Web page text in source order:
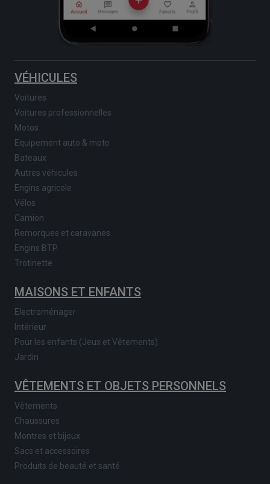
VÉHICULES
Voitures
Voitures professionnelles
Motos
Equipement auto & moto
Bateaux
Autres véhicules
Engins agricole
Vélos
Camion
Remorques et caravanes
Engins BTP
Trotinette
MAISONS ET ENFANTS
Electroménager
Intérieur
Pour les enfants (Jeux et Vêtements)
Jardin
VÊTEMENTS ET OBJETS PERSONNELS
Vêtements
Chaussures
Montres et bijoux
Sacs et accessoires
Produits de beauté et santé